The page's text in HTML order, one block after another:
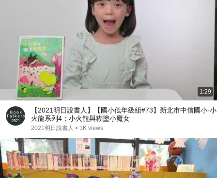
1:29
【2021明日說書人】【國小低年級組#73】新北市中信國小-小
火龍系列4：小火龍與糊塗小魔女
2021明日說書人 • 1K views